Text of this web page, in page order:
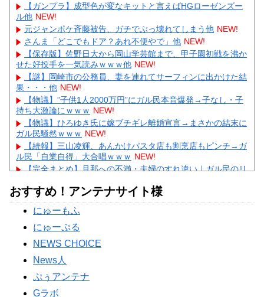
【ガンプラ】成型色が変なキットと言えばHGローゼンズー
ル他 NEW!
元ジャンポケ斉藤被告、ガチでぶっ壊れてしまう他 NEW!
さんま「どこでもドア？あれ不便やで」他 NEW!
【保存版】佐野日大から岡山学芸館まで、甲子園初戦を沸か
せた好投手を一気読みｗｗｗ他 NEW!
【謎】岡崎市の公務員、妻を連れてサーフィンに出かけた結
果・・・他 NEW!
【物議】”子供1人2000万円”にガル民本音爆発→子なし・子
持ち大激論にｗｗｗ NEW!
【物議】ひろゆき氏に嫁ブチギレ離婚宣言→まさかの結末に
ガル民騒然ｗｗｗ NEW!
【続報】三山凌輝、あんかけパスタ店も割烹店もピンチ→ガ
ル民「自業自得」大合唱ｗｗｗ NEW!
【完全まとめ】旦那への不満・夫婦のすれ違い｜ガル民のリ
【驚愕】及川光博57歳で再婚発表→まさかのデキ婚にガル民
「57の方が衝撃」ｗｗｗ
Powered by livedoor 相互RSS
おすすめ！アンテナサイト様
にゅーもふ
にゅーぷる
NEWS CHOICE
News人
ぷぅアンテナ
Gラボ